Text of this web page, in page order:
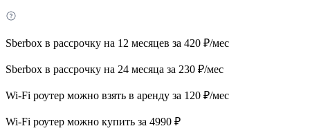
Sberbox в рассрочку на 12 месяцев за 420 ₽/мес
Sberbox в рассрочку на 24 месяца за 230 ₽/мес
Wi-Fi роутер можно взять в аренду за 120 ₽/мес
Wi-Fi роутер можно купить за 4990 ₽